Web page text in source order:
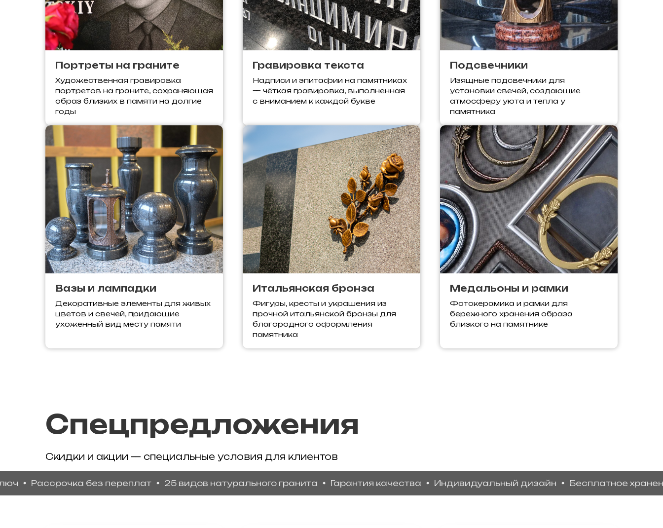
Портреты на граните
Художественная гравировка
портретов на граните, сохраняющая
образ близких в памяти на долгие
годы
Гравировка текста
Надписи и эпитафии на памятниках
— чёткая гравировка, выполненная
с вниманием к каждой букве
Подсвечники
Изящные подсвечники для
установки свечей, создающие
атмосферу уюта и тепла у
памятника
Вазы и лампадки
Декоративные элементы для живых
цветов и свечей, придающие
ухоженный вид месту памяти
Итальянская бронза
Фигуры, кресты и украшения из
прочной итальянской бронзы для
благородного оформления
памятника
Медальоны и рамки
Фотокерамика и рамки для
бережного хранения образа
близкого на памятнике
Спецпредложения
Скидки и акции — специальные условия для клиентов
Рассрочка без переплат 25 видов натурального гранита Гарантия качества Индивидуальный дизайн Бесплатное хранение